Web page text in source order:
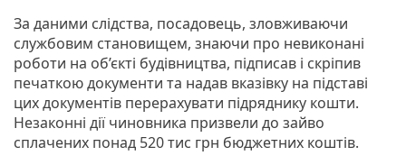
За даними слідства, посадовець, зловживаючи
службовим становищем, знаючи про невиконані
роботи на об’єкті будівництва, підписав і скріпив
печаткою документи та надав вказівку на підставі
цих документів перерахувати підряднику кошти.
Незаконні дії чиновника призвели до зайво
сплачених понад 520 тис грн бюджетних коштів.